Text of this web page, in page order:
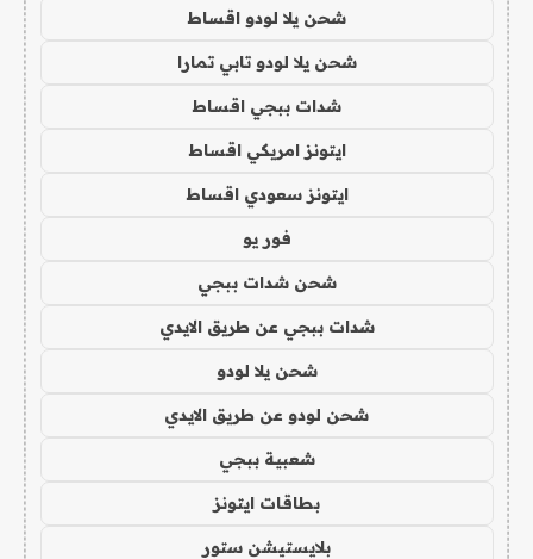
شحن يلا لودو اقساط
شحن يلا لودو تابي تمارا
شدات ببجي اقساط
ايتونز امريكي اقساط
ايتونز سعودي اقساط
فور يو
شحن شدات ببجي
شدات ببجي عن طريق الايدي
شحن يلا لودو
شحن لودو عن طريق الايدي
شعبية ببجي
بطاقات ايتونز
بلايستيشن ستور